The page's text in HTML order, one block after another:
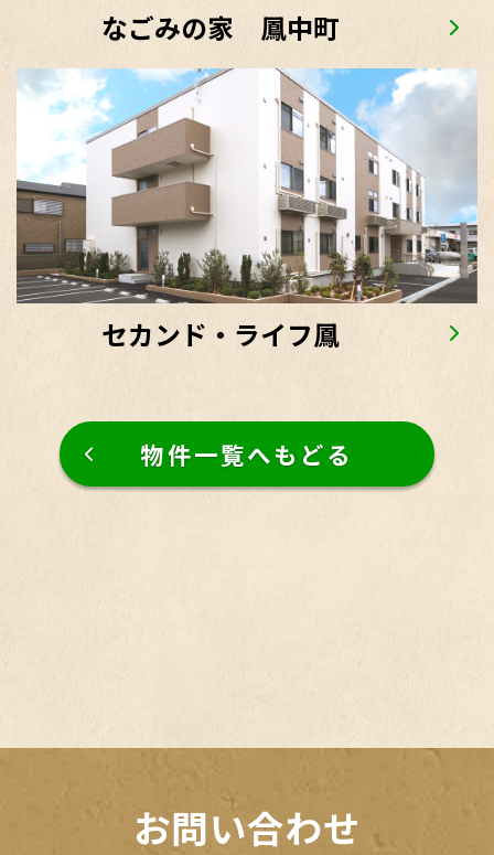
なごみの家 鳳中町
セカンド・ライフ鳳
物件一覧へもどる
お問い合わせ